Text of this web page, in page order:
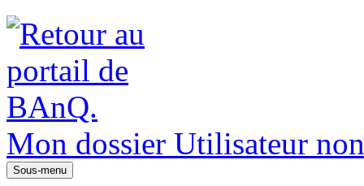
Mon dossier Utilisateur
Sous-menu